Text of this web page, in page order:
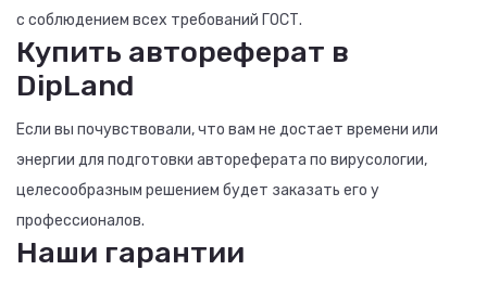
с соблюдением всех требований ГОСТ.
Купить автореферат в
DipLand
Если вы почувствовали, что вам не достает времени или
энергии для подготовки автореферата по вирусологии,
целесообразным решением будет заказать его у
профессионалов.
Наши гарантии